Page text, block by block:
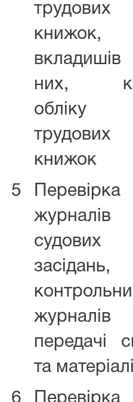
трудових
книжок,
них,
обліку
трудових
книжок
5
Перевірка
журналів
судових
засідань,
журналів
передачі
та
6
Перевірка